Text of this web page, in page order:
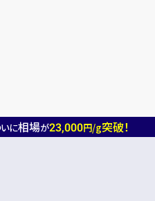
に相場が23,000円/g突破！